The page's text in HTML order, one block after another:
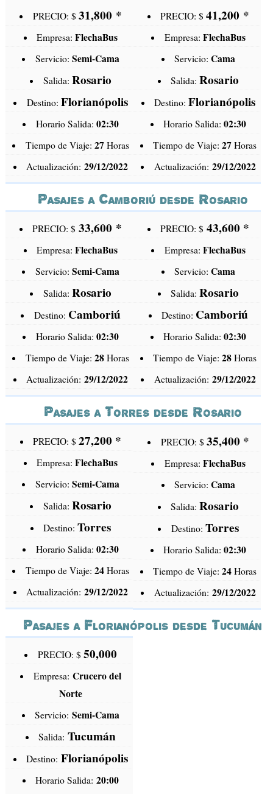
PRECIO: $ 31,800 *
Empresa:FlechaBus
Servicio: Semi-Cama
Salida: Rosario
Destino: Florianópolis
Horario Salida: 02:30
Tiempo de Viaje: 27Horas
Actualización:29/12/2022
PRECIO: $41,200 *
Empresa: FlechaBus
Servicio:Cama
Salida:Rosario
Destino:Florianópolis
Horario Salida:02:30
Tiempo de Viaje:27 Horas
Actualización: 29/12/2022
Pasajes a Camboriú desde Rosario
PRECIO: $33,600 *
Empresa:FlechaBus
Servicio: Semi-Cama
Salida: Rosario
Destino: Camboriú
Horario Salida: 02:30
Tiempo de Viaje: 28Horas
Actualización:29/12/2022
PRECIO: $43,600 *
Empresa: FlechaBus
Servicio:Cama
Salida:Rosario
Destino: Camboriú
Horario Salida:02:30
Tiempo de Viaje:28 Horas
Actualización: 29/12/2022
Pasajes a Torres desde Rosario
PRECIO: $27,200 *
Empresa:FlechaBus
Servicio: Semi-Cama
Salida: Rosario
Destino:Torres
Horario Salida: 02:30
Tiempo de Viaje: 24Horas
Actualización:29/12/2022
PRECIO: $ 35,400 *
Empresa: FlechaBus
Servicio:Cama
Salida:Rosario
Destino: Torres
Horario Salida:02:30
Tiempo de Viaje:24 Horas
Actualización: 29/12/2022
Pasajes a Florianópolis desde Tucumán
PRECIO: $ 50,000
Empresa: Crucero del
Norte
Servicio:Semi-Cama
Salida:Tucumán
Destino:Florianópolis
Horario Salida:20:00